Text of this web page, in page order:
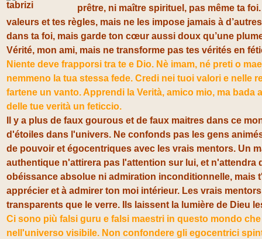
prêtre, ni maître spirituel, pas même ta
valeurs et tes règles, mais ne les impose jamais à
dans ta foi, mais garde ton cœur aussi doux qu’une
Vérité, mon ami, mais ne transforme pas tes vérités en
Niente deve frapporsi tra te e Dio. Nè imam, né preti o
nemmeno la tua stessa fede. Credi nei tuoi valori e nelle
fartene un vanto. Apprendi la Verità, amico mio, ma bada
delle tue verità un feticcio.
Il y a plus de faux gourous et de faux maitres dans ce
d'étoiles dans l'univers. Ne confonds pas les gens
de pouvoir et égocentriques avec les vrais mentors. Un
authentique n'attirera pas l'attention sur lui, et n'attendra
obéissance absolue ni admiration inconditionnelle, mais
apprécier et à admirer ton moi intérieur. Les vrais
transparents que le verre. Ils laissent la lumière de Dieu
Ci sono più falsi guru e falsi maestri in questo mondo
nell'universo visibile. Non confondere gli egocentrici